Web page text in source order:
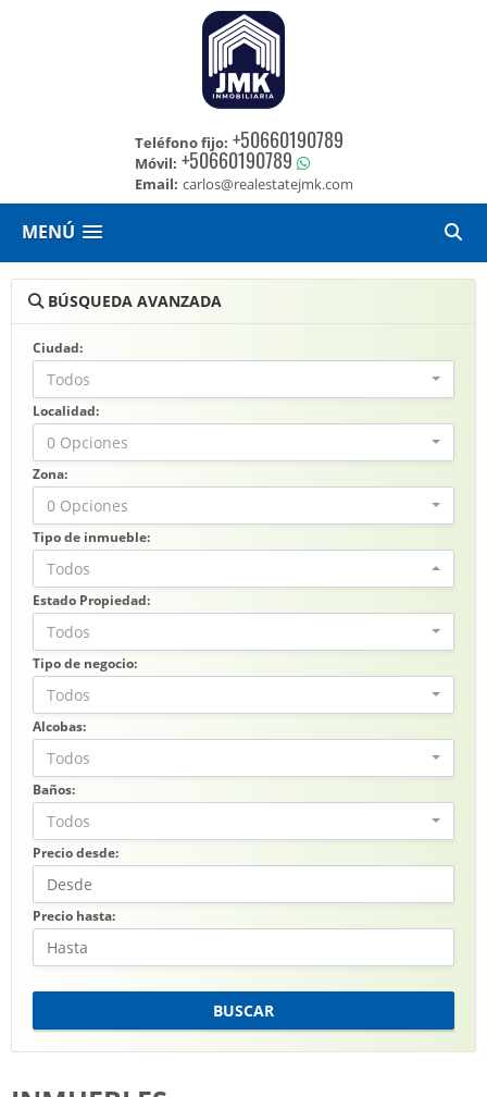
Teléfono fijo: +50660190789
Móvil: +50660190789
Email: carlos@realestatejmk.com
MENÚ
BÚSQUEDA AVANZADA
Ciudad:
Todos
Localidad:
0 Opciones
Zona:
0 Opciones
Tipo de inmueble:
Todos
Estado Propiedad:
Todos
Tipo de negocio:
Todos
Alcobas:
Todos
Baños:
Todos
Precio desde:
Precio hasta:
BUSCAR